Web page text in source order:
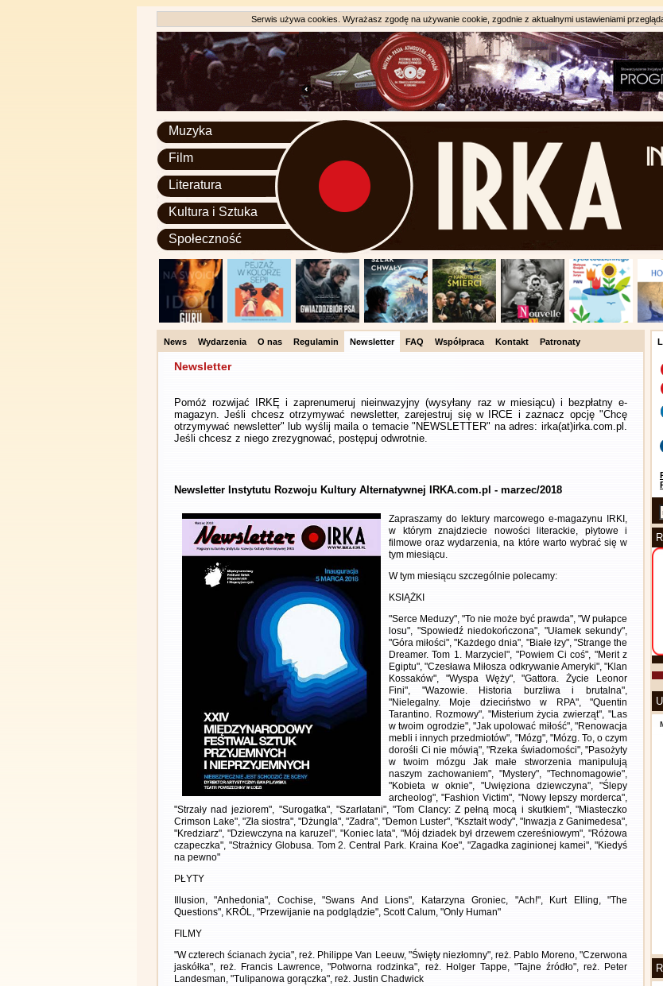
Serwis używa cookies. Wyrażasz zgodę na używanie cookie, zgodnie z aktualnymi ustawieniami
Muzyka
Film
Literatura
Kultura i Sztuka
Społeczność
News Wydarzenia O nas Regulamin Newsletter FAQ Współpraca Kontakt Patronaty
Newsletter
Pomóż rozwijać IRKĘ i zaprenumeruj nieinwazyjny (wysyłany raz w miesiącu) i bezpłatny e-
magazyn. Jeśli chcesz otrzymywać newsletter, zarejestruj się w IRCE i zaznacz opcję "Chcę
otrzymywać newsletter" lub wyślij maila o temacie "NEWSLETTER" na adres: irka(at)irka.com.pl.
Jeśli chcesz z niego zrezygnować, postępuj odwrotnie.
Newsletter Instytutu Rozwoju Kultury Alternatywnej IRKA.com.pl - marzec/2018
Zapraszamy do lektury marcowego e-magazynu IRKI,
w którym znajdziecie nowości literackie, płytowe i
filmowe oraz wydarzenia, na które warto wybrać się w
tym miesiącu.
W tym miesiącu szczególnie polecamy:
KSIĄŻKI
"Serce Meduzy", "To nie może być prawda", "W pułapce
losu", "Spowiedź niedokończona", "Ułamek sekundy",
"Góra miłości", "Każdego dnia", "Białe łzy", "Strange the
Dreamer. Tom 1. Marzyciel", "Powiem Ci coś", "Merit z
Egiptu", "Czesława Miłosza odkrywanie Ameryki", "Klan
Kossaków", "Wyspa Węży", "Gattora. Życie Leonor
Fini", "Wazowie. Historia burzliwa i brutalna",
"Nielegalny. Moje dzieciństwo w RPA", "Quentin
Tarantino. Rozmowy", "Misterium życia zwierząt", "Las
w twoim ogrodzie", "Jak upolować miłość", "Renowacja
mebli i innych przedmiotów", "Mózg", "Mózg. To, o czym
dorośli Ci nie mówią", "Rzeka świadomości", "Pasożyty
w twoim mózgu Jak małe stworzenia manipulują
naszym zachowaniem", "Mystery", "Technomagowie",
"Kobieta w oknie", "Uwięziona dziewczyna", "Ślepy
archeolog", "Fashion Victim", "Nowy lepszy morderca",
"Strzały nad jeziorem", "Surogatka", "Szarlatani", "Tom Clancy: Z pełną mocą i skutkiem", "Miasteczko
Crimson Lake", "Zła siostra", "Dżungla", "Zadra", "Demon Luster", "Kształt wody", "Inwazja z Ganimedesa",
"Kredziarz", "Dziewczyna na karuzel", "Koniec lata", "Mój dziadek był drzewem czereśniowym", "Różowa
czapeczka", "Strażnicy Globusa. Tom 2. Central Park. Kraina Koe", "Zagadka zaginionej kamei", "Kiedyś
na pewno"
PŁYTY
Illusion, "Anhedonia", Cochise, "Swans And Lions", Katarzyna Groniec, "Ach!", Kurt Elling, "The
Questions", KRÓL, "Przewijanie na podglądzie", Scott Calum, "Only Human"
FILMY
"W czterech ścianach życia", reż. Philippe Van Leeuw, "Święty niezłomny", reż. Pablo Moreno, "Czerwona
jaskółka", reż. Francis Lawrence, "Potworna rodzinka", reż. Holger Tappe, "Tajne źródło", reż. Peter
Landesman, "Tulipanowa gorączka", reż. Justin Chadwick